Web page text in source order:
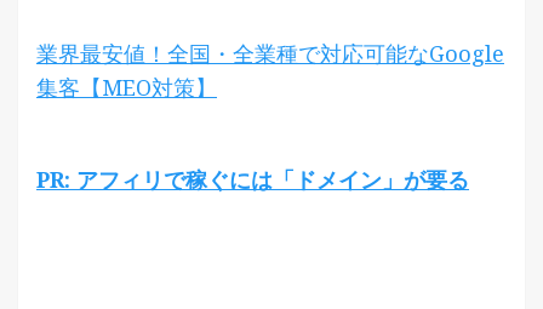
業界最安値！全国・全業種で対応可能なGoogle
集客【MEO対策】
PR: アフィリで稼ぐには「ドメイン」が要る